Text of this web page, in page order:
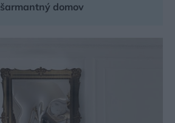
šarmantný domov